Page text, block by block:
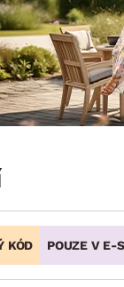
Stojany na
Stojany na
Zobrazit vše
ZAHRADNÍ
na míru
KÓD POUZE V E-